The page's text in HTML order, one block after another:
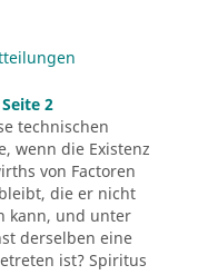
2
technischen
wenn die Existenz
von Factoren
die er nicht
kann, und unter
derselben eine
ist? Spiritus